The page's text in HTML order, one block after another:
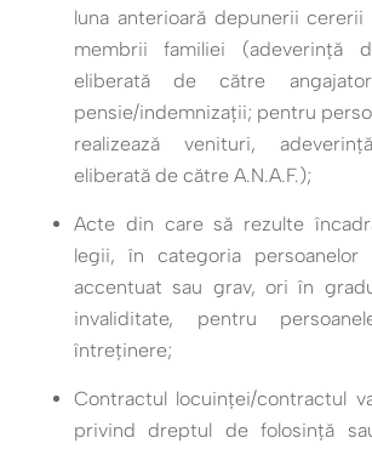
luna anterioară depunerii
membrii familiei (adeverinţă
eliberată de către
pensie/indemnizaţii; pentru
realizează venituri,
eliberată de către A.N.A.F.);
Acte din care să rezulte
legii, în categoria persoanelor
accentuat sau grav, ori în
invaliditate, pentru
întreţinere;
Contractul locuinţei/contractul
privind dreptul de folosință